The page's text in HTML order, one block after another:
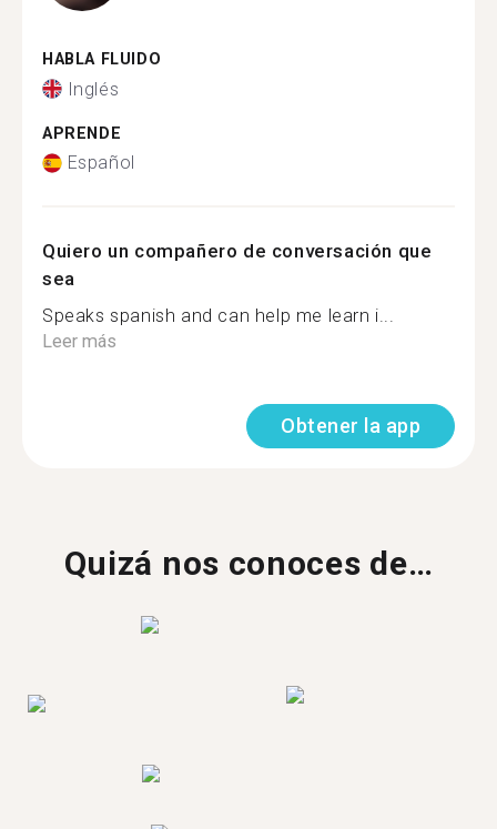
HABLA FLUIDO
Inglés
APRENDE
Español
Quiero un compañero de conversación que
sea
Speaks spanish and can help me learn i...
Leer más
Obtener la app
Quizá nos conoces de…